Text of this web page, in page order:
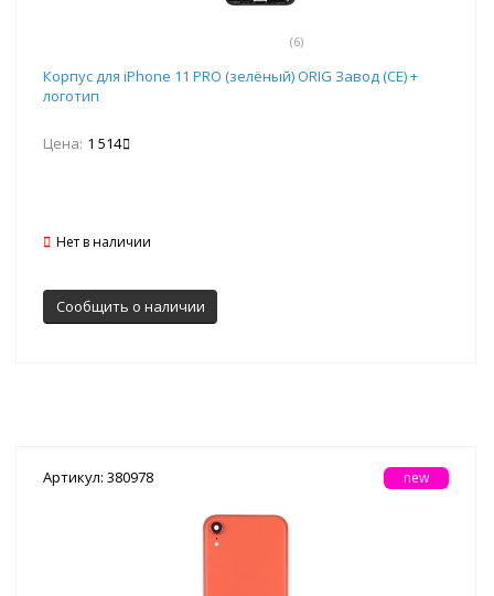
(6)
Корпус для iPhone 11 PRO (зелёный) ORIG Завод (CE) +
логотип
Цена: 1 514
Нет в наличии
Сообщить о наличии
Артикул: 380978 new